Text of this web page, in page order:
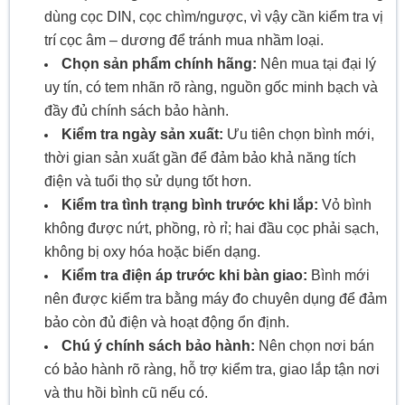
dùng cọc DIN, cọc chìm/ngược, vì vậy cần kiểm tra vị
trí cọc âm – dương để tránh mua nhầm loại.
Chọn sản phẩm chính hãng: Nên mua tại đại lý
uy tín, có tem nhãn rõ ràng, nguồn gốc minh bạch và
đầy đủ chính sách bảo hành.
Kiểm tra ngày sản xuất: Ưu tiên chọn bình mới,
thời gian sản xuất gần để đảm bảo khả năng tích
điện và tuổi thọ sử dụng tốt hơn.
Kiểm tra tình trạng bình trước khi lắp: Vỏ bình
không được nứt, phồng, rò rỉ; hai đầu cọc phải sạch,
không bị oxy hóa hoặc biến dạng.
Kiểm tra điện áp trước khi bàn giao: Bình mới
nên được kiểm tra bằng máy đo chuyên dụng để đảm
bảo còn đủ điện và hoạt động ổn định.
Chú ý chính sách bảo hành: Nên chọn nơi bán
có bảo hành rõ ràng, hỗ trợ kiểm tra, giao lắp tận nơi
và thu hồi bình cũ nếu có.